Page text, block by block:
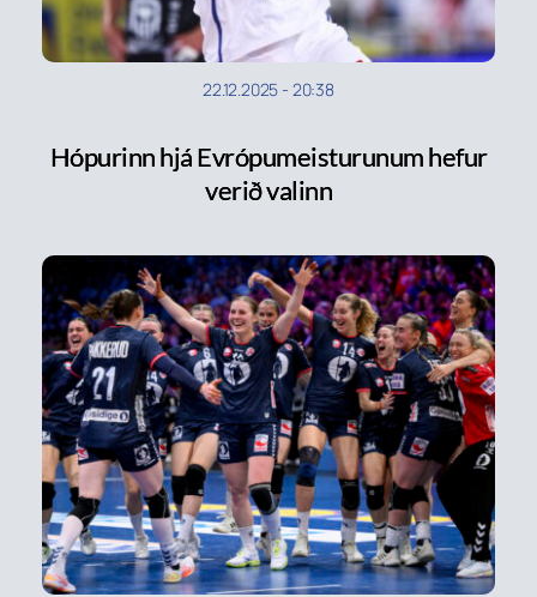
22.12.2025 - 20:38
Hópurinn hjá Evrópumeisturunum hefur
verið valinn